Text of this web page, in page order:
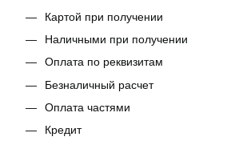
Картой при получении
Наличными при получении
Оплата по реквизитам
Безналичный расчет
Оплата частями
Кредит